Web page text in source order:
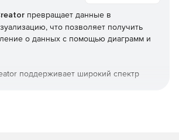
превращает данные в
что позволяет получить
о данных с помощью диаграмм и
поддерживает широкий спектр